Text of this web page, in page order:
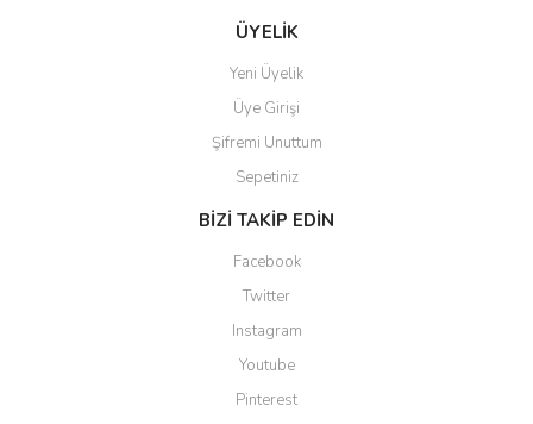
ÜYELİK
Yeni Üyelik
Üye Girişi
Şifremi Unuttum
Sepetiniz
BİZİ TAKİP EDİN
Facebook
Twitter
Instagram
Youtube
Pinterest